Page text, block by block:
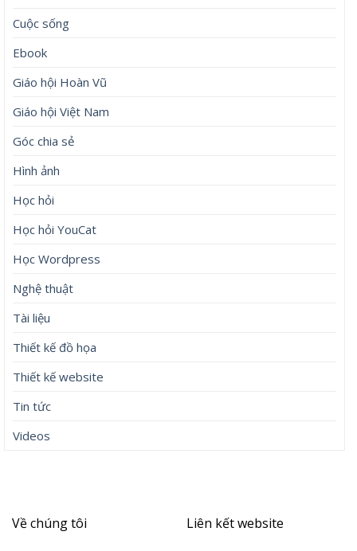
Cuộc sống
Ebook
Giáo hội Hoàn Vũ
Giáo hội Việt Nam
Góc chia sẻ
Hình ảnh
Học hỏi
Học hỏi YouCat
Học Wordpress
Nghệ thuật
Tài liệu
Thiết kế đồ họa
Thiết kế website
Tin tức
Videos
Về chúng tôi Liên kết website